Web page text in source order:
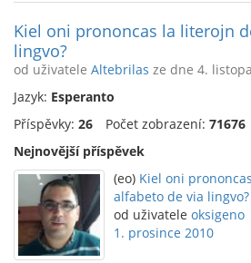
Kiel oni prononcas la literojn
lingvo?
od uživatele Altebrilas ze dne 4.
Jazyk: Esperanto
Příspěvky: 26 Počet zobrazení: 71676
Nejnovější příspěvek
(eo) Kiel oni
alfabeto de via lingvo?
od uživatele oksigeno
1. prosince 2010